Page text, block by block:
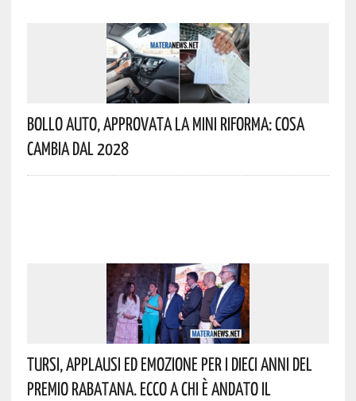
Bollo Auto, Approvata La Mini Riforma: Cosa
Cambia Dal 2028
Tursi, Applausi Ed Emozione Per I Dieci Anni Del
Premio Rabatana. Ecco A Chi È Andato Il